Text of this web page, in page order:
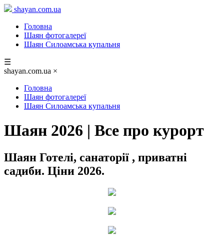
shayan.com.ua
Головна
Шаян фотогалереї
Шаян Силоамська купальня
☰
shayan.com.ua ×
Головна
Шаян фотогалереї
Шаян Силоамська купальня
Шаян 2026 | Все про курорт
Шаян Готелі, санаторії , приватні
садиби. Ціни 2026.